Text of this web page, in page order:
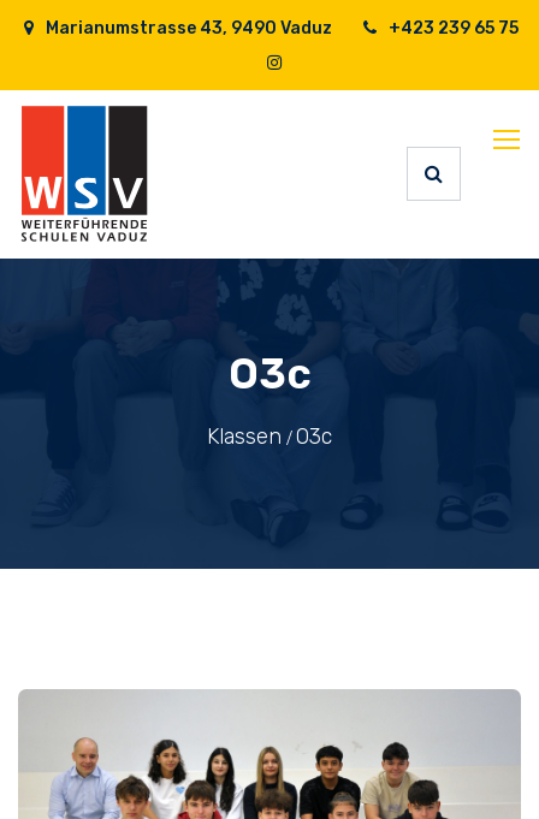
Marianumstrasse 43, 9490 Vaduz +423 239 65 75
O3c
Klassen O3c